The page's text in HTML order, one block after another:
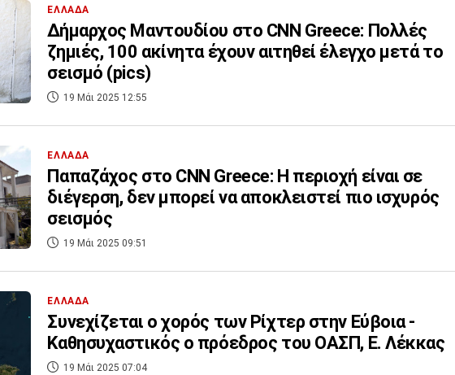
ΕΛΛΑΔΑ
Δήμαρχος Μαντουδίου στο CNN Greece: Πολλές
ζημιές, 100 ακίνητα έχουν αιτηθεί έλεγχο μετά το
σεισμό (pics)
19 Μάι 2025 12:55
ΕΛΛΑΔΑ
Παπαζάχος στο CNN Greece: H περιοχή είναι σε
διέγερση, δεν μπορεί να αποκλειστεί πιο ισχυρός
σεισμός
19 Μάι 2025 09:51
ΕΛΛΑΔΑ
Συνεχίζεται ο χορός των Ρίχτερ στην Εύβοια -
Καθησυχαστικός ο πρόεδρος του ΟΑΣΠ, Ε. Λέκκας
19 Μάι 2025 07:04